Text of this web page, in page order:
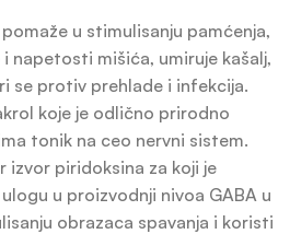
u stimulisanju pamćenja,
napetosti mišića, umiruje kašalj,
se protiv prehlade i infekcija.
koje je odlično prirodno
tonik na ceo nervni sistem.
izvor piridoksina za koji je
u proizvodnji nivoa GABA u
obrazaca spavanja i koristi